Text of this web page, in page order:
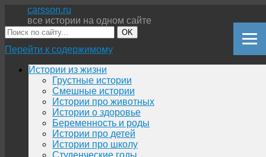
carsson.ru
все истории на одном сайте
OK
Перейти к содержимому
Истории из жизни
Грустные истории
Смешные истории
Истории про животных
Истории о здоровье
Беременность и роды
Истории про детей
Истории про школу
Студенческие годы